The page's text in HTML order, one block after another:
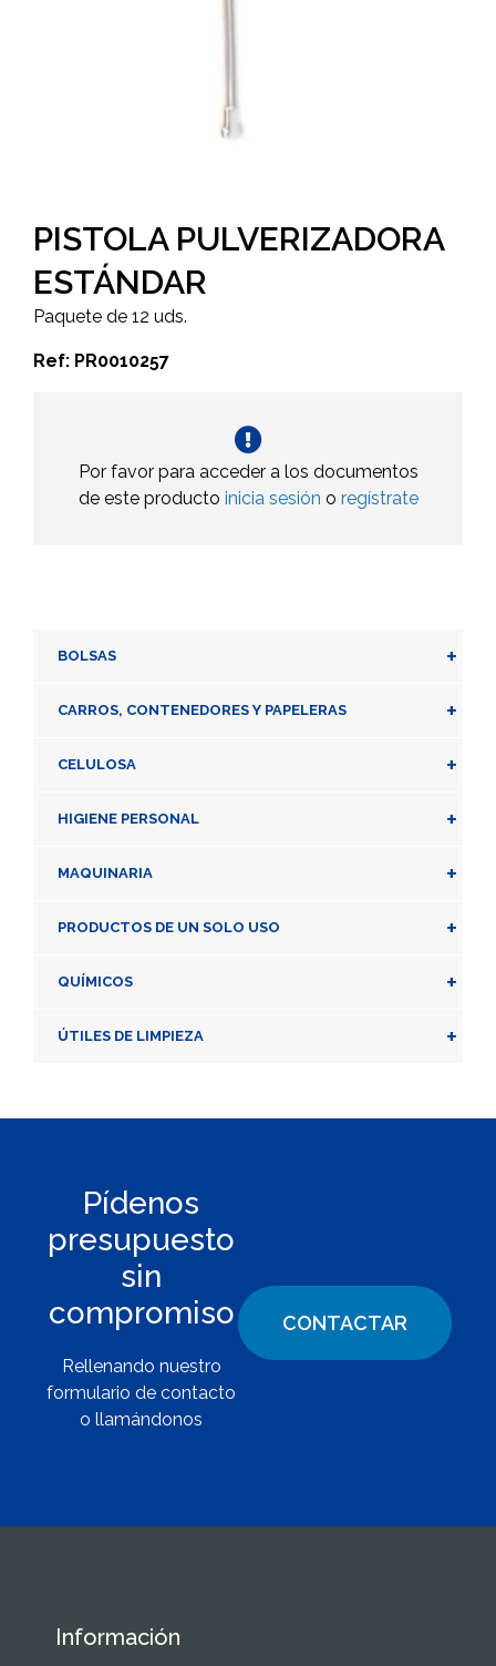
+
BOLSAS
+
CARROS, CONTENEDORES Y PAPELERAS
+
CELULOSA
+
HIGIENE PERSONAL
+
MAQUINARIA
+
PRODUCTOS DE UN SOLO USO
+
QUÍMICOS
+
ÚTILES DE LIMPIEZA
PISTOLA PULVERIZADORA
ESTÁNDAR
Paquete de 12 uds.
Ref: PR0010257
Por favor para acceder a los documentos
de este producto inicia sesión o regístrate
Pídenos
presupuesto
sin
compromiso
Rellenando nuestro
formulario de contacto
o llamándonos
CONTACTAR
Información